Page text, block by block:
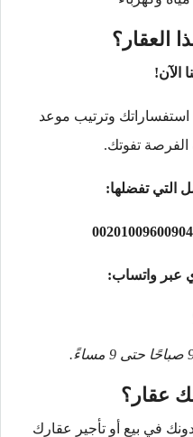
العقار؟
الآن!
استفساراتك وترتيب موعد
الفرصة تفوتك.
التي تفضلها:
00201009600904
عبر واتساب:
عقار؟
في بيع أو تأجير عقارك